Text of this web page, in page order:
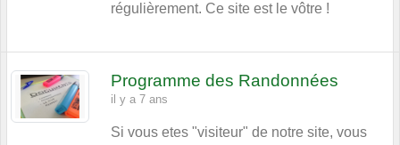
régulièrement. Ce site est le vôtre !
Programme des Randonnées
il y a 7 ans
Si vous etes "visiteur" de notre site, vous